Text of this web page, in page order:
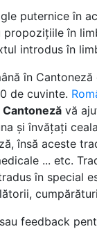
puternice în
propozițiile în
introdus în
în
de cuvinte.
vă
și învățați
însă aceste
... etc.
în special
feedback